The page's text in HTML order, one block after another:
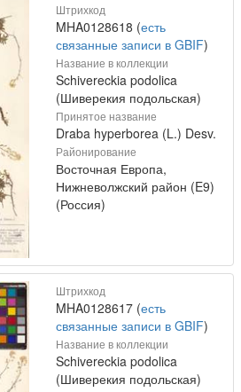
Штрихкод
MHA0128618 (есть
связанные записи в GBIF)
Название в коллекции
Schivereckia podolica
(Шиверекия подольская)
Принятое название
Draba hyperborea (L.) Desv.
Районирование
Восточная Европа,
Нижневолжский район (E9)
(Россия)
Штрихкод
MHA0128617 (есть
связанные записи в GBIF)
Название в коллекции
Schivereckia podolica
(Шиверекия подольская)